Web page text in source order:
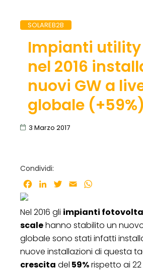
SOLAREB2B
Impianti utility
nel 2016
nuovi GW a
globale (+59%)
3 Marzo 2017
Condividi:
Facebook
LinkedInTwitter
Email
Nel 2016 gli impianti
scalehanno stabilito un
globale sono stati infatti
nuove installazioni di questa
crescita del 59%rispetto ai 22